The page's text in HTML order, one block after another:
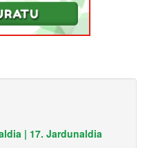
| 17. Jardunaldia